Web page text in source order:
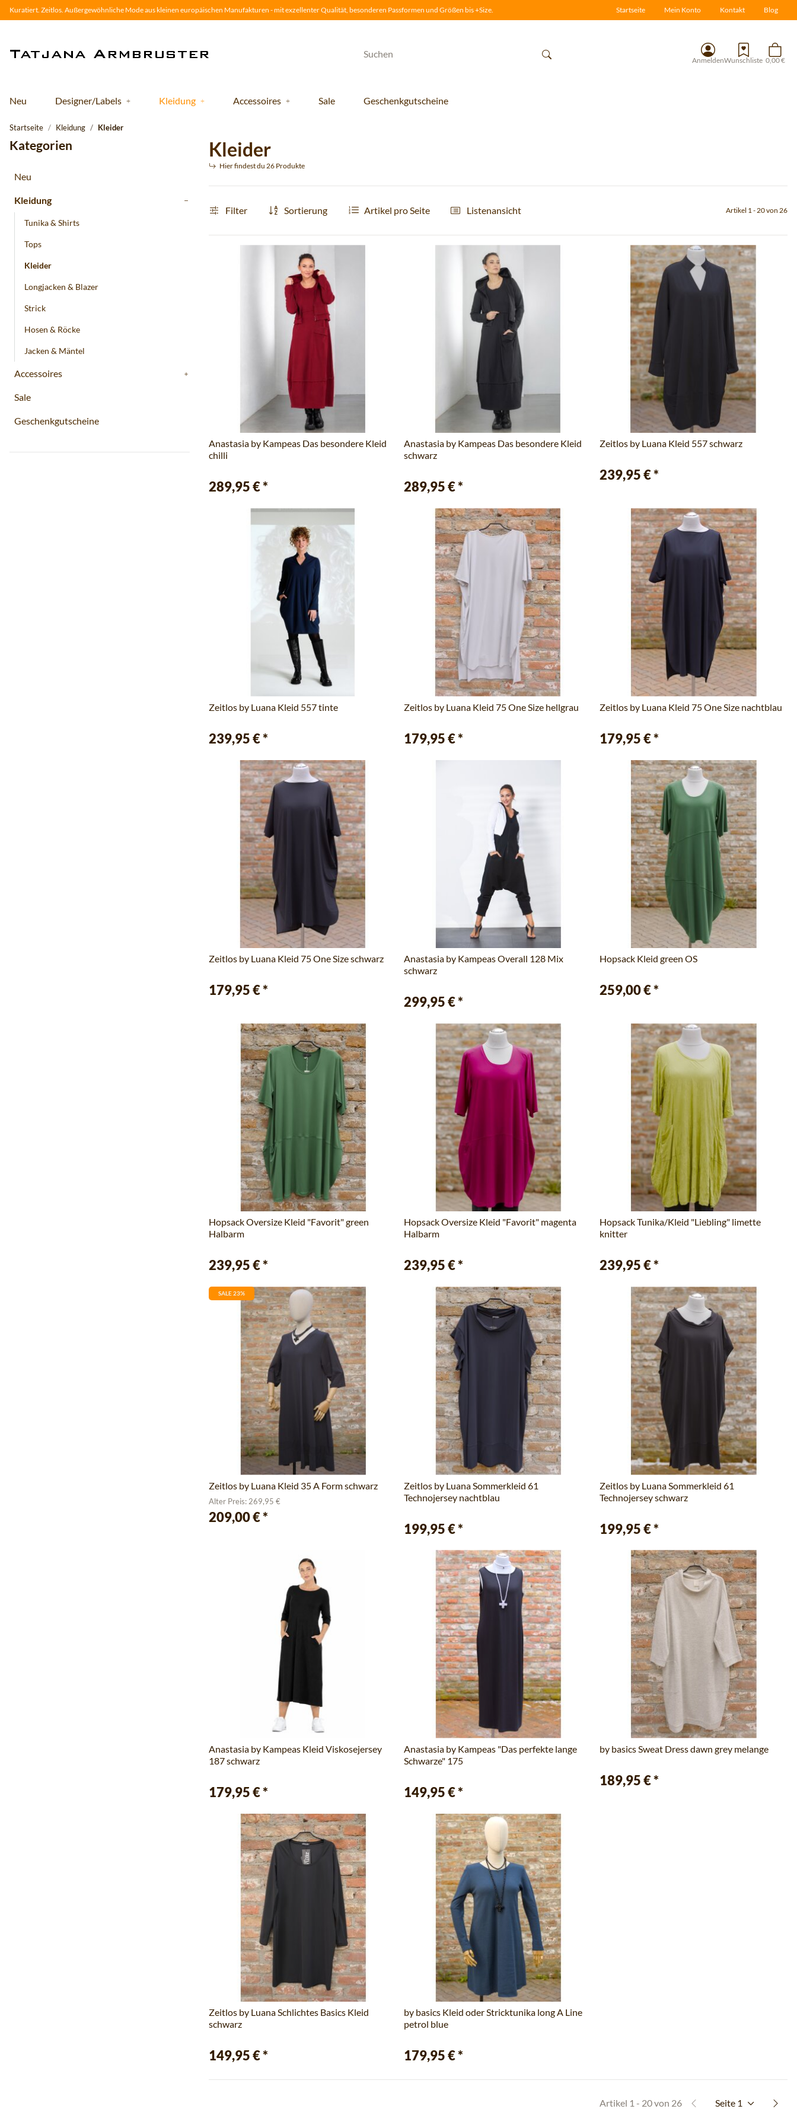
Kuratiert. Zeitlos. Außergewöhnliche Mode aus kleinen europäischen Manufakturen - mit exzellenter Qualität, besonderen Passformen und Größen bis +Size. Startseite Mein Konto Kontakt Blog
AnmeldenWunschliste 0,00 €
Neu Designer/Labels Kleidung Accessoires Sale Geschenkgutscheine
Startseite Kleidung Kleider
Kleider
Hier findest du 26 Produkte
Filter Sortierung Artikel pro Seite Listenansicht Artikel 1 - 20 von 26
Anastasia by Kampeas Das besondere Kleid
chilli
289,95 €*
Anastasia by Kampeas Das besondere Kleid
schwarz
289,95 €*
Zeitlos by Luana Kleid 557 schwarz
239,95 €*
Zeitlos by Luana Kleid 557 tinte
239,95 €*
Zeitlos by Luana Kleid 75 One Size hellgrau
179,95 €*
Zeitlos by Luana Kleid 75 One Size nachtblau
179,95 €*
Zeitlos by Luana Kleid 75 One Size schwarz
179,95 €*
Anastasia by Kampeas Overall 128 Mix
schwarz
299,95 €*
Hopsack Kleid green OS
259,00 €*
Hopsack Oversize Kleid "Favorit" green
Halbarm
239,95 €*
Hopsack Oversize Kleid "Favorit" magenta
Halbarm
239,95 €*
Hopsack Tunika/Kleid "Liebling" limette
knitter
239,95 €*
SALE 23%
Zeitlos by Luana Kleid 35 A Form schwarz
Alter Preis: 269,95 €
209,00 €*
Zeitlos by Luana Sommerkleid 61
Technojersey nachtblau
199,95 €*
Zeitlos by Luana Sommerkleid 61
Technojersey schwarz
199,95 €*
Anastasia by Kampeas Kleid Viskosejersey
187 schwarz
179,95 €*
Anastasia by Kampeas "Das perfekte lange
Schwarze" 175
149,95 €*
by basics Sweat Dress dawn grey melange
189,95 €*
Zeitlos by Luana Schlichtes Basics Kleid
schwarz
149,95 €*
by basics Kleid oder Stricktunika long A Line
petrol blue
179,95 €*
Artikel 1 - 20 von 26 Seite 1
Kategorien
Neu
Kleidung
Tunika & Shirts
Tops
Kleider
Longjacken & Blazer
Strick
Hosen & Röcke
Jacken & Mäntel
Accessoires
Sale
Geschenkgutscheine